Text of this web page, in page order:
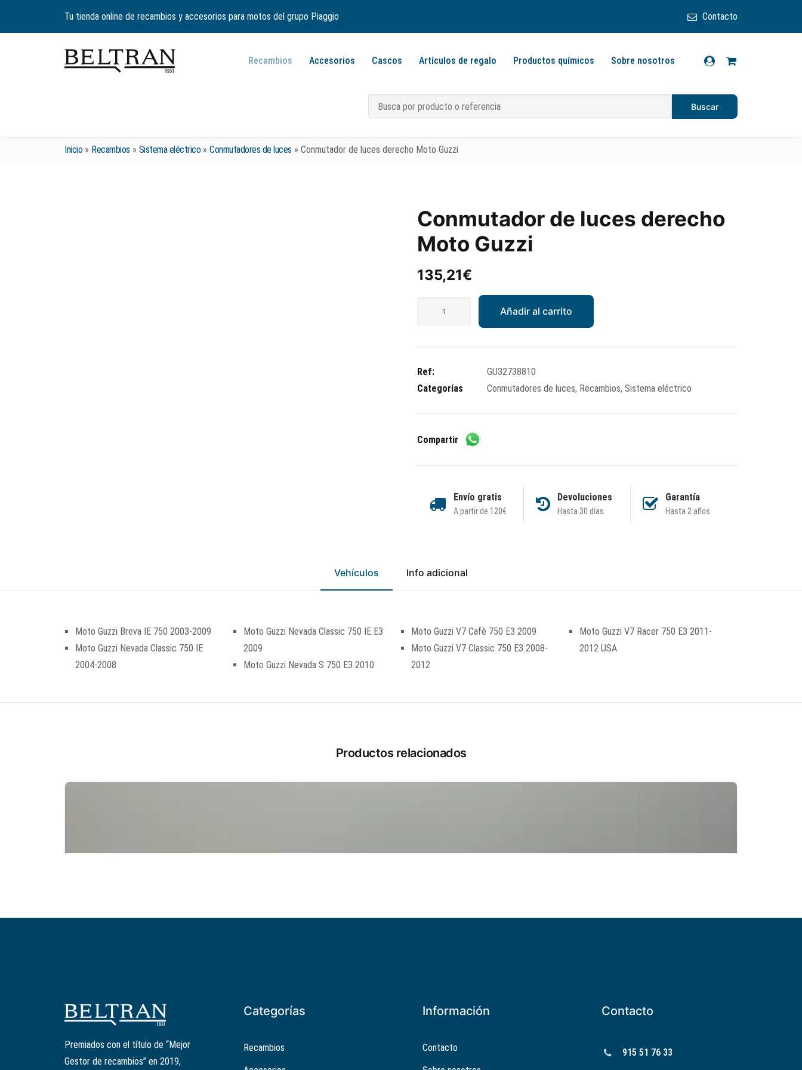
Tu tienda online de recambios y accesorios para motos del grupo Piaggio Contacto
Recambios Accesorios Cascos Artículos de regalo Productos químicos Sobre nosotros
Inicio» Recambios » Sistema eléctrico» Conmutadores de luces » Conmutador de luces derecho Moto Guzzi
Conmutador de luces derecho
Moto Guzzi
135,21€
Moto
Guzzi
Añadir al carrito
Ref:
GU32738810
Categorías
Conmutadores de luces, Recambios, Sistema eléctrico
Compartir
Envío gratis
A partir de 120€
Devoluciones
Hasta 30 días
Garantía
Hasta 2 años
Vehículos Info adicional
Moto Guzzi Breva IE 750 2003-2009
Moto Guzzi Nevada Classic 750 IE
2004-2008
Moto Guzzi Nevada Classic 750 IE E3
2009
Moto Guzzi Nevada S 750 E3 2010
Moto Guzzi V7 Cafè 750 E3 2009
Moto Guzzi V7 Classic 750 E3 2008-
2012
Moto Guzzi V7 Racer 750 E3 2011-
2012 USA
Productos relacionados
Premiados con el título de “Mejor
Gestor de recambios” en 2019,
Categorías
Recambios
Información
Contacto
Contacto
915 51 76 33